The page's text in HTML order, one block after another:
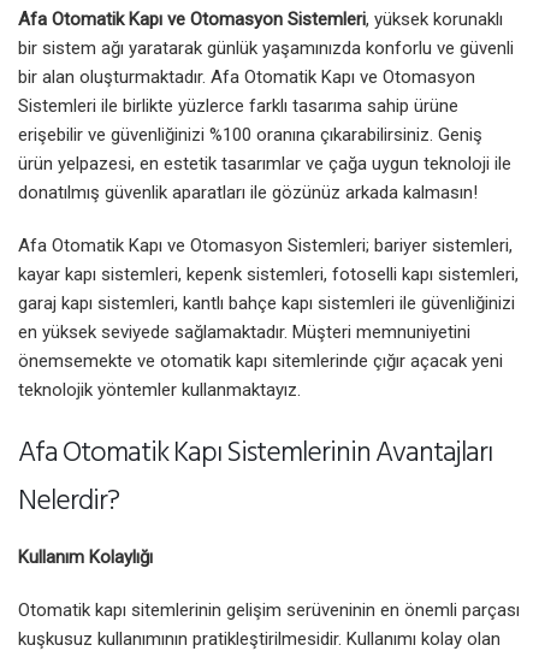
Afa Otomatik Kapı ve Otomasyon Sistemleri, yüksek korunaklı
bir sistem ağı yaratarak günlük yaşamınızda konforlu ve güvenli
bir alan oluşturmaktadır. Afa Otomatik Kapı ve Otomasyon
Sistemleri ile birlikte yüzlerce farklı tasarıma sahip ürüne
erişebilir ve güvenliğinizi %100 oranına çıkarabilirsiniz. Geniş
ürün yelpazesi, en estetik tasarımlar ve çağa uygun teknoloji ile
donatılmış güvenlik aparatları ile gözünüz arkada kalmasın!
Afa Otomatik Kapı ve Otomasyon Sistemleri; bariyer sistemleri,
kayar kapı sistemleri, kepenk sistemleri, fotoselli kapı sistemleri,
garaj kapı sistemleri, kantlı bahçe kapı sistemleri ile güvenliğinizi
en yüksek seviyede sağlamaktadır. Müşteri memnuniyetini
önemsemekte ve otomatik kapı sitemlerinde çığır açacak yeni
teknolojik yöntemler kullanmaktayız.
Afa Otomatik Kapı Sistemlerinin Avantajları
Nelerdir?
Kullanım Kolaylığı
Otomatik kapı sitemlerinin gelişim serüveninin en önemli parçası
kuşkusuz kullanımının pratikleştirilmesidir. Kullanımı kolay olan